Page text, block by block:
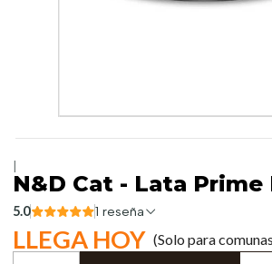
N&D Cat - Lata Prime
5.0 1 reseña
LLEGA HOY (Solo para